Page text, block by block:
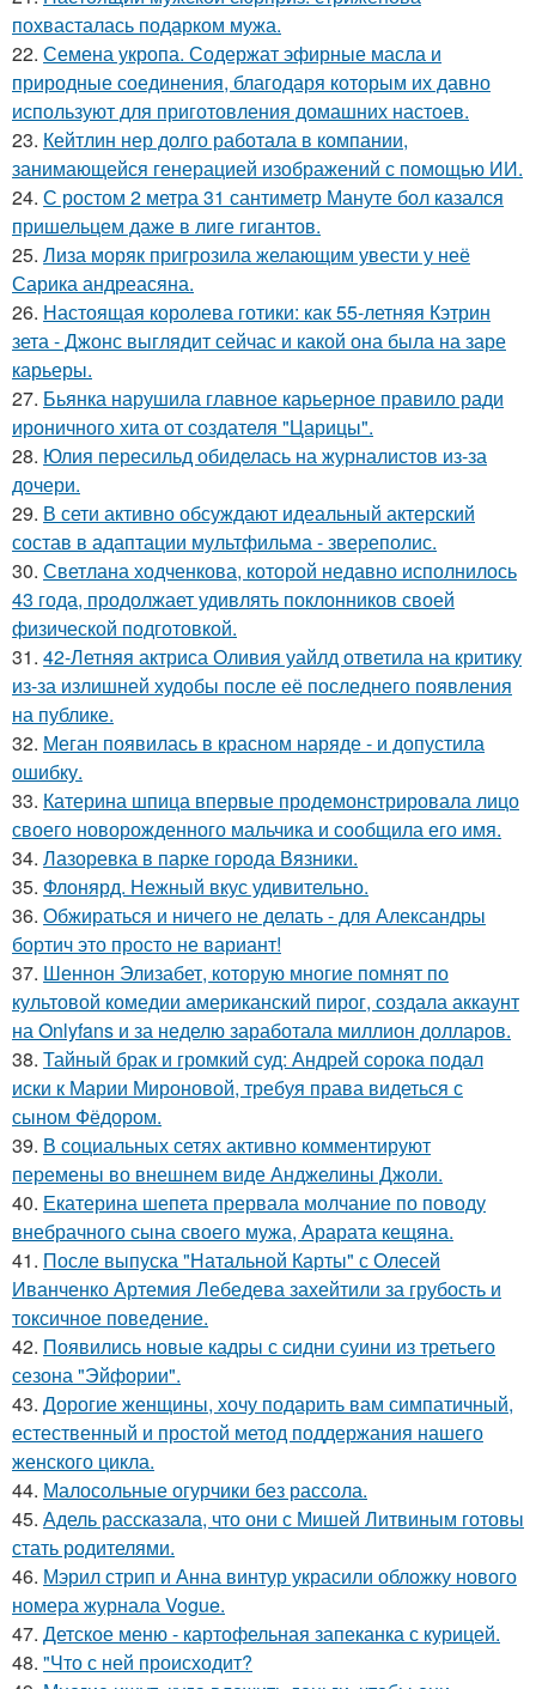
похвасталась подарком мужа.
22. Семена укропа. Содержат эфирные масла и
природные соединения, благодаря которым их давно
используют для приготовления домашних настоев.
23. Кейтлин нер долго работала в компании,
занимающейся генерацией изображений с помощью ИИ.
24. С ростом 2 метра 31 сантиметр Мануте бол казался
пришельцем даже в лиге гигантов.
25. Лиза моряк пригрозила желающим увести у неё
Сарика андреасяна.
26. Настоящая королева готики: как 55-летняя Кэтрин
зета - Джонс выглядит сейчас и какой она была на заре
карьеры.
27. Бьянка нарушила главное карьерное правило ради
ироничного хита от создателя "Царицы".
28. Юлия пересильд обиделась на журналистов из-за
дочери.
29. В сети активно обсуждают идеальный актерский
состав в адаптации мультфильма - звереполис.
30. Светлана ходченкова, которой недавно исполнилось
43 года, продолжает удивлять поклонников своей
физической подготовкой.
31. 42-Летняя актриса Оливия уайлд ответила на критику
из-за излишней худобы после её последнего появления
на публике.
32. Меган появилась в красном наряде - и допустила
ошибку.
33. Катерина шпица впервые продемонстрировала лицо
своего новорожденного мальчика и сообщила его имя.
34. Лазоревка в парке города Вязники.
35. Флонярд. Нежный вкус удивительно.
36. Обжираться и ничего не делать - для Александры
бортич это просто не вариант!
37. Шеннон Элизабет, которую многие помнят по
культовой комедии американский пирог, создала аккаунт
на Onlyfans и за неделю заработала миллион долларов.
38. Тайный брак и громкий суд: Андрей сорока подал
иски к Марии Мироновой, требуя права видеться с
сыном Фёдором.
39. В социальных сетях активно комментируют
перемены во внешнем виде Анджелины Джоли.
40. Екатерина шепета прервала молчание по поводу
внебрачного сына своего мужа, Арарата кещяна.
41. После выпуска "Натальной Карты" с Олесей
Иванченко Артемия Лебедева захейтили за грубость и
токсичное поведение.
42. Появились новые кадры с сидни суини из третьего
сезона "Эйфории".
43. Дорогие женщины, хочу подарить вам симпатичный,
естественный и простой метод поддержания нашего
женского цикла.
44. Малосольные огурчики без рассола.
45. Адель рассказала, что они с Мишей Литвиным готовы
стать родителями.
46. Мэрил стрип и Анна винтур украсили обложку нового
номера журнала Vogue.
47. Детское меню - картофельная запеканка с курицей.
48. "Что с ней происходит?